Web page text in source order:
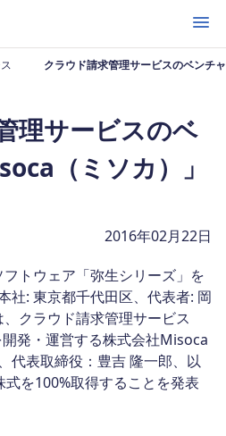
開く
クラウド請求管理サービスのベンチ
理サービスのベ
（ミソカ）」
2016年02月22日
トウェア「弥生シリーズ」を
社: 東京都千代田区、代表者: 岡
クラウド請求管理サービス
発・運営する株式会社Misoca
代表取締役：豊吉 隆一郎、以
を100%取得することを発表